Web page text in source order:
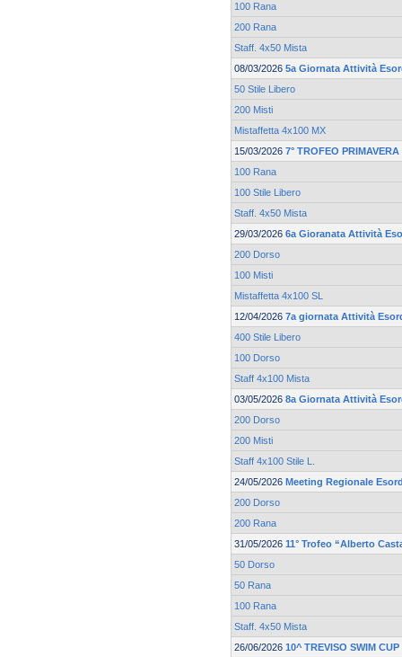
100 Rana
200 Rana
Staff. 4x50 Mista
08/03/2026 5a Giornata Attività
50 Stile Libero
200 Misti
Mistaffetta 4x100 MX
15/03/2026 7° TROFEO
100 Rana
100 Stile Libero
Staff. 4x50 Mista
29/03/2026 6a Gioranata Attività
200 Dorso
100 Misti
Mistaffetta 4x100 SL
12/04/2026 7a giornata Attività
400 Stile Libero
100 Dorso
Staff 4x100 Mista
03/05/2026 8a Giornata Attività
200 Dorso
200 Misti
Staff 4x100 Stile L.
24/05/2026 Meeting Regionale
200 Dorso
200 Rana
31/05/2026 11° Trofeo “Alberto
50 Dorso
50 Rana
100 Rana
Staff. 4x50 Mista
26/06/2026 10^ TREVISO SWIM CUP